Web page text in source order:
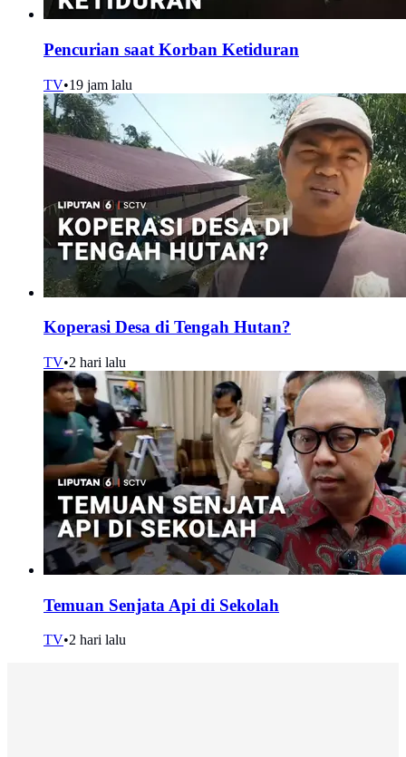
Pencurian saat Korban Ketiduran
TV•19 jam lalu
Koperasi Desa di Tengah Hutan?
TV•2 hari lalu
Temuan Senjata Api di Sekolah
TV•2 hari lalu